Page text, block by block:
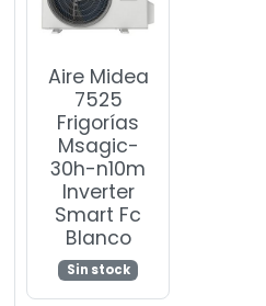
Aire Midea
7525
Frigorías
Msagic-
30h-n10m
Inverter
Smart Fc
Blanco
Sin stock